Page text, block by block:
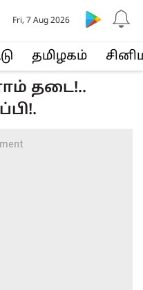
த‌மிழக‌ம்
Fri, 7 Aug 2026
தடை!..